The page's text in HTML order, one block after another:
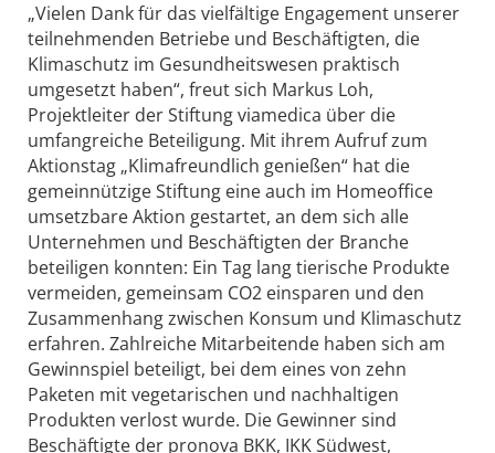
„Vielen Dank für das vielfältige Engagement unserer
teilnehmenden Betriebe und Beschäftigten, die
Klimaschutz im Gesundheitswesen praktisch
umgesetzt haben“, freut sich Markus Loh,
Projektleiter der Stiftung viamedica über die
umfangreiche Beteiligung. Mit ihrem Aufruf zum
Aktionstag „Klimafreundlich genießen“ hat die
gemeinnützige Stiftung eine auch im Homeoffice
umsetzbare Aktion gestartet, an dem sich alle
Unternehmen und Beschäftigten der Branche
beteiligen konnten: Ein Tag lang tierische Produkte
vermeiden, gemeinsam CO2 einsparen und den
Zusammenhang zwischen Konsum und Klimaschutz
erfahren. Zahlreiche Mitarbeitende haben sich am
Gewinnspiel beteiligt, bei dem eines von zehn
Paketen mit vegetarischen und nachhaltigen
Produkten verlost wurde. Die Gewinner sind
Beschäftigte der pronova BKK, IKK Südwest,